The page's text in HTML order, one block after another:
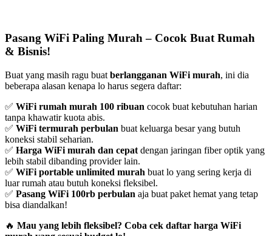
Pasang WiFi Paling Murah – Cocok Buat Rumah
& Bisnis!
Buat yang masih ragu buat berlangganan WiFi murah, ini dia
beberapa alasan kenapa lo harus segera daftar:
✅ WiFi rumah murah 100 ribuan cocok buat kebutuhan harian
tanpa khawatir kuota abis.
✅ WiFi termurah perbulan buat keluarga besar yang butuh
koneksi stabil seharian.
✅ Harga WiFi murah dan cepat dengan jaringan fiber optik yang
lebih stabil dibanding provider lain.
✅ WiFi portable unlimited murah buat lo yang sering kerja di
luar rumah atau butuh koneksi fleksibel.
✅ Pasang WiFi 100rb perbulan aja buat paket hemat yang tetap
bisa diandalkan!
🔥 Mau yang lebih fleksibel? Coba cek daftar harga WiFi